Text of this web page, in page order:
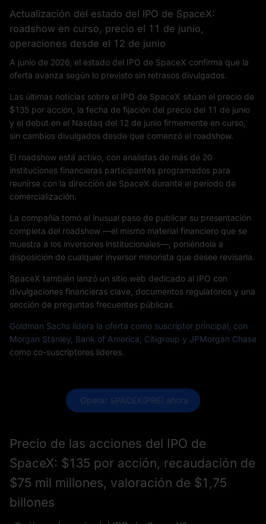
Actualización del estado del IPO de SpaceX:
roadshow en curso, precio el 11 de junio,
operaciones desde el 12 de junio
A junio de 2026, el estado del IPO de SpaceX confirma que la
oferta avanza según lo previsto sin retrasos divulgados.
Las últimas noticias sobre el IPO de SpaceX sitúan el precio de
$135 por acción, la fecha de fijación del precio del 11 de junio
y el debut en el Nasdaq del 12 de junio firmemente en curso,
sin cambios divulgados desde que comenzó el roadshow.
El roadshow está activo, con analistas de más de 20
instituciones financieras participantes programados para
reunirse con la dirección de SpaceX durante el período de
comercialización.
La compañía tomó el inusual paso de publicar su presentación
completa del roadshow —el mismo material financiero que se
muestra a los inversores institucionales—, poniéndola a
disposición de cualquier inversor minorista que desee revisarla.
SpaceX también lanzó un sitio web dedicado al IPO con
divulgaciones financieras clave, documentos regulatorios y una
sección de preguntas frecuentes públicas.
Goldman Sachs lidera la oferta como suscriptor principal, con
Morgan Stanley, Bank of America, Citigroup y JPMorgan Chase
como co-suscriptores líderes.
Operar SPACEX(PRE) ahora
Precio de las acciones del IPO de
SpaceX: $135 por acción, recaudación de
$75 mil millones, valoración de $1,75
billones